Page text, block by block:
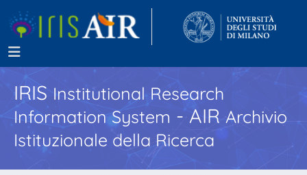
IRISInstitutional Research
Information System - AIR Archivio
Istituzionale della Ricerca